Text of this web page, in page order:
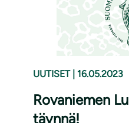
UUTISET 16.05.2023
Rovaniemen
täynnä!